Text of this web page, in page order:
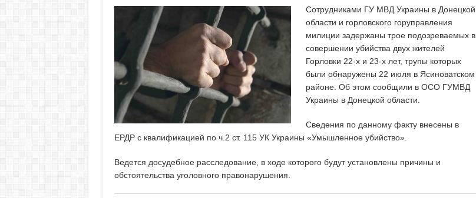
Сотрудниками ГУ МВД Украины в Донецкой
области и горловского горуправления
милиции задержаны трое подозреваемых в
совершении убийства двух жителей
Горловки 22-х и 23-х лет, трупы которых
были обнаружены 22 июля в Ясиноватском
районе. Об этом сообщили в ОСО ГУМВД
Украины в Донецкой области.
Сведения по данному факту внесены в
ЕРДР с квалификацией по ч.2 ст. 115 УК Украины «Умышленное убийство».
Ведется досудебное расследование, в ходе которого будут установлены причины и
обстоятельства уголовного правонарушения.